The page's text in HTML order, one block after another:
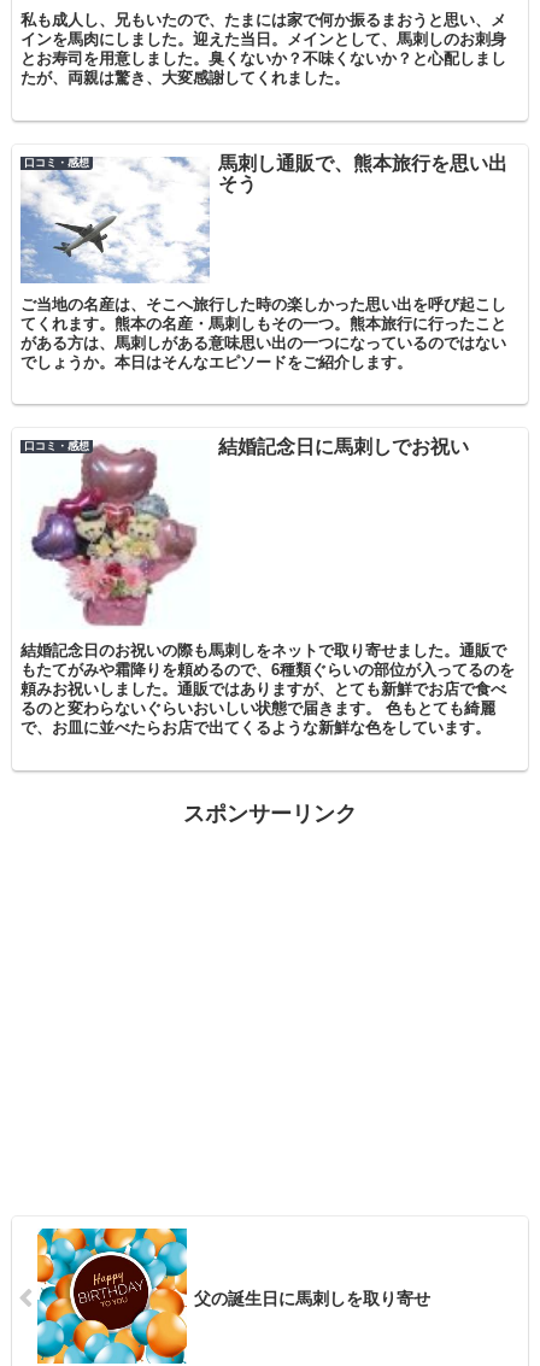
私も成人し、兄もいたので、たまには家で何か振るまおうと思い、メ
インを馬肉にしました。迎えた当日。メインとして、馬刺しのお刺身
とお寿司を用意しました。臭くないか？不味くないか？と心配しまし
たが、両親は驚き、大変感謝してくれました。
口コミ・感想
馬刺し通販で、熊本旅行を思い出
そう
ご当地の名産は、そこへ旅行した時の楽しかった思い出を呼び起こし
てくれます。熊本の名産・馬刺しもその一つ。熊本旅行に行ったこと
がある方は、馬刺しがある意味思い出の一つになっているのではない
でしょうか。本日はそんなエピソードをご紹介します。
口コミ・感想 結婚記念日に馬刺しでお祝い
結婚記念日のお祝いの際も馬刺しをネットで取り寄せました。通販で
もたてがみや霜降りを頼めるので、6種類ぐらいの部位が入ってるのを
頼みお祝いしました。通販ではありますが、とても新鮮でお店で食べ
るのと変わらないぐらいおいしい状態で届きます。 色もとても綺麗
で、お皿に並べたらお店で出てくるような新鮮な色をしています。
スポンサーリンク
父の誕生日に馬刺しを取り寄せ